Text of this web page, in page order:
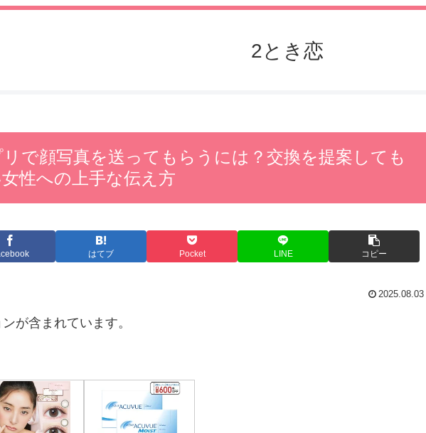
2とき恋
で顔写真を送ってもらうには？交換を提案しても
性への上手な伝え方
はてブ Pocket LINE コピー
2025.08.03
が含まれています。